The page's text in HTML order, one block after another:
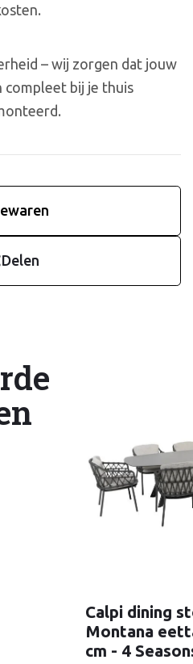
– wij zorgen dat jouw
compleet bij je thuis
Delen
Calpi dining
Montana
cm - 4